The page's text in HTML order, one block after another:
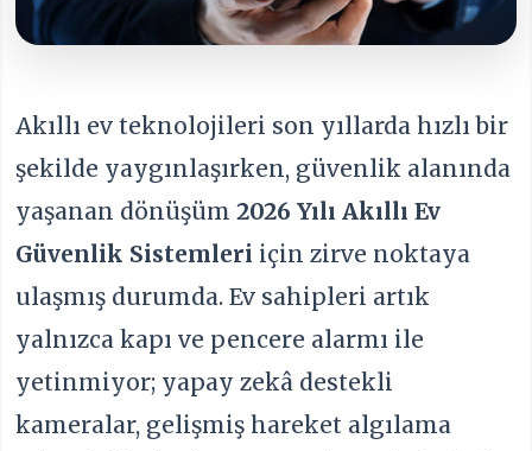
Akıllı ev teknolojileri son yıllarda hızlı bir
şekilde yaygınlaşırken, güvenlik alanında
yaşanan dönüşüm2026 Yılı Akıllı Ev
Güvenlik Sistemleri için zirve noktaya
ulaşmış durumda. Ev sahipleri artık
yalnızca kapı ve pencere alarmı ile
yetinmiyor; yapay zekâ destekli
kameralar, gelişmiş hareket algılama